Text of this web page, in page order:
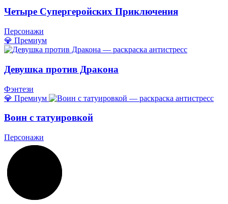
Четыре Супергеройских Приключения
Персонажи
💎 Премиум
Девушка против Дракона
Фэнтези
💎 Премиум
Воин с татуировкой
Персонажи